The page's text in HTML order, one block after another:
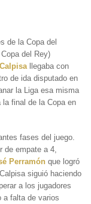
de la Copa del
del Rey)
Calpisa llegaba con
de ida disputado en
la Liga esa misma
final de la Copa en
fases del juego.
de empate a 4,
Perramón que logró
siguió haciendo
a los jugadores
a falta de varios